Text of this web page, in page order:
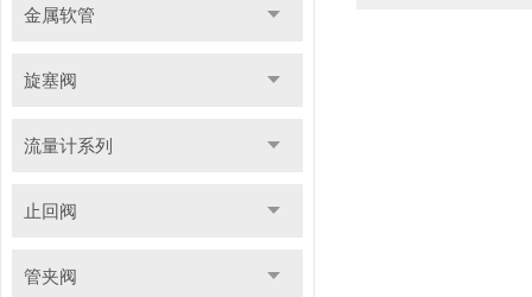
金属软管
旋塞阀
流量计系列
止回阀
管夹阀